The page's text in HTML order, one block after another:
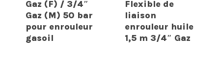
Gaz (F) / 3/4″
Gaz (M) 50 bar
pour enrouleur
gasoil
Flexible de
liaison
enrouleur huile
1,5 m 3/4″ Gaz